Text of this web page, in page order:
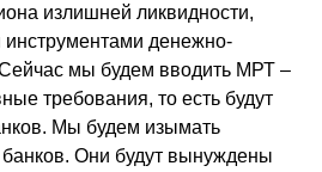
излишней ликвидности,
денежно-
Сейчас мы будем вводить МРТ –
требования, то есть будут
Мы будем изымать
Они будут вынуждены